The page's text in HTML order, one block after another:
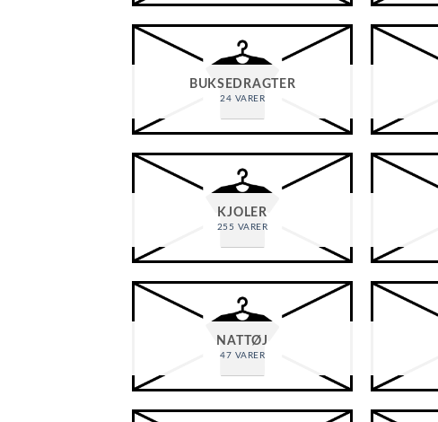
BUKSEDRAGTER
24 VARER
KJOLER
255 VARER
NATTØJ
47 VARER